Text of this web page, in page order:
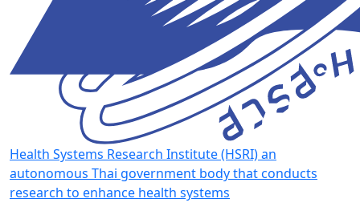
Health Systems Research Institute (HSRI)an
autonomous Thai government body that conducts
research to enhance health systems